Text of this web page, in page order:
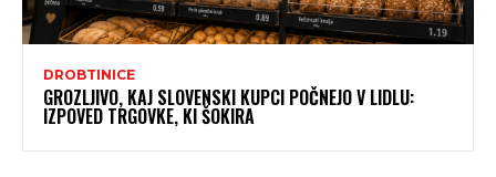
DROBTINICE
GROZLJIVO, KAJ SLOVENSKI KUPCI POČNEJO V LIDLU:
IZPOVED TRGOVKE, KI ŠOKIRA